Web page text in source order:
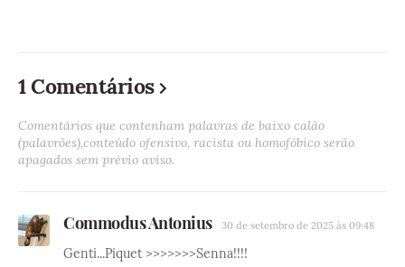
1 Comentários
Comentários que contenham palavras de baixo calão
(palavrões),conteúdo ofensivo, racista ou homofóbico serão
apagados sem prévio aviso.
Commodus Antonius 30 de setembro de 2025 às 09:48
Genti...Piquet >>>>>>>Senna!!!!